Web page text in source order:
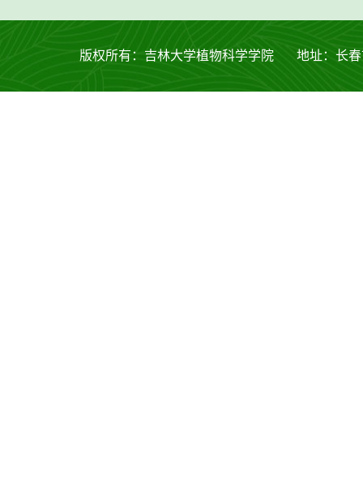
版权所有：吉林大学植物科学学院 地址：长